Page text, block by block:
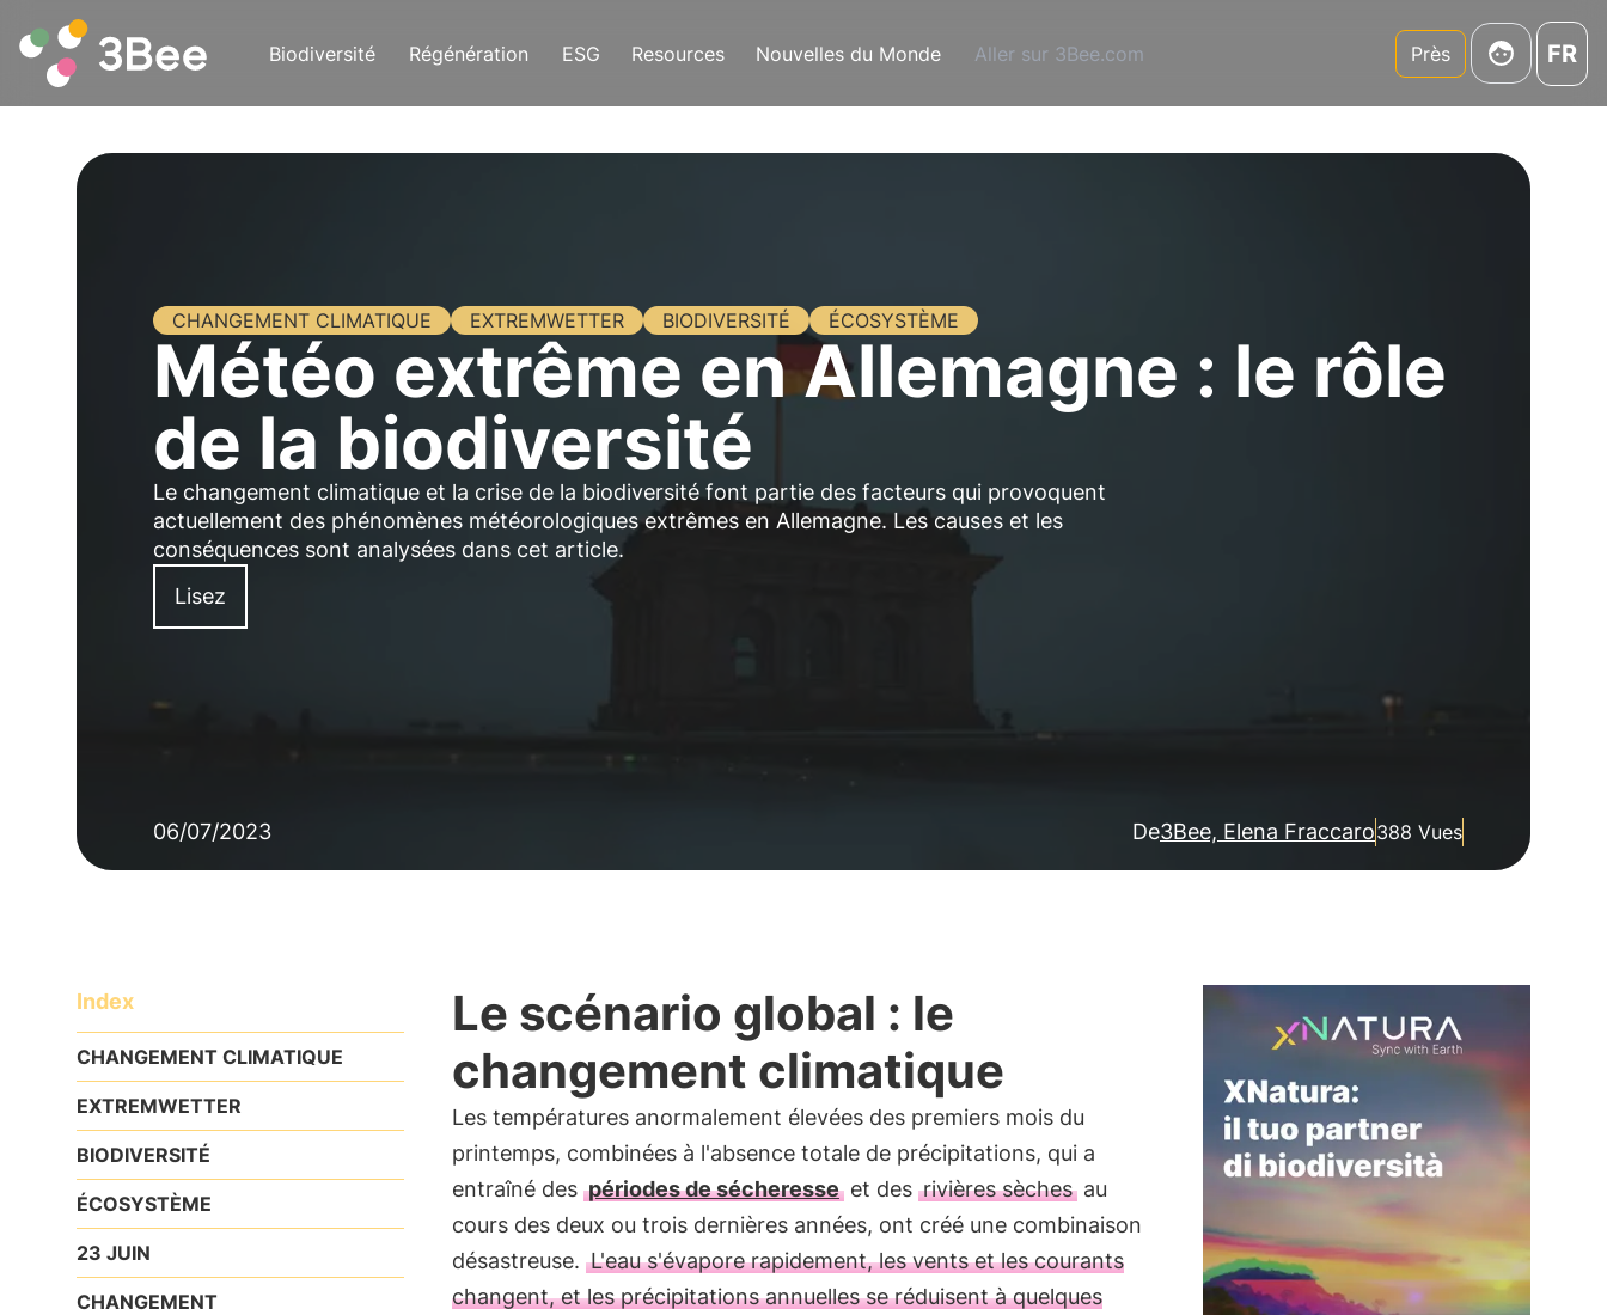
Biodiversité Régénération ESG Resources Nouvelles du Monde Aller sur 3Bee.com Près FR
CHANGEMENT CLIMATIQUE EXTREMWETTER BIODIVERSITÉ ÉCOSYSTÈME
Météo extrême en Allemagne : le rôle
de la biodiversité
Le changement climatique et la crise de la biodiversité font partie des facteurs qui provoquent
actuellement des phénomènes météorologiques extrêmes en Allemagne. Les causes et les
conséquences sont analysées dans cet article.
Lisez
06/07/2023 De3Bee, Elena Fraccaro388 Vues
Index
CHANGEMENT CLIMATIQUE
EXTREMWETTER
BIODIVERSITÉ
ÉCOSYSTÈME
23 JUIN
CHANGEMENT
Le scénario global : le
changement climatique
Les températures anormalement élevées des premiers mois du
printemps, combinées à l'absence totale de précipitations, qui a
entraîné des périodes de sécheresseet des rivières sèchesau
cours des deux ou trois dernières années, ont créé une combinaison
désastreuse. L'eau s'évapore rapidement, les vents et les courants
changent, et les précipitations annuelles se réduisent à quelques